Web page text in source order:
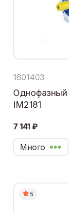
1601403
Однофазный
IM2181
7 141 ₽
Много
5